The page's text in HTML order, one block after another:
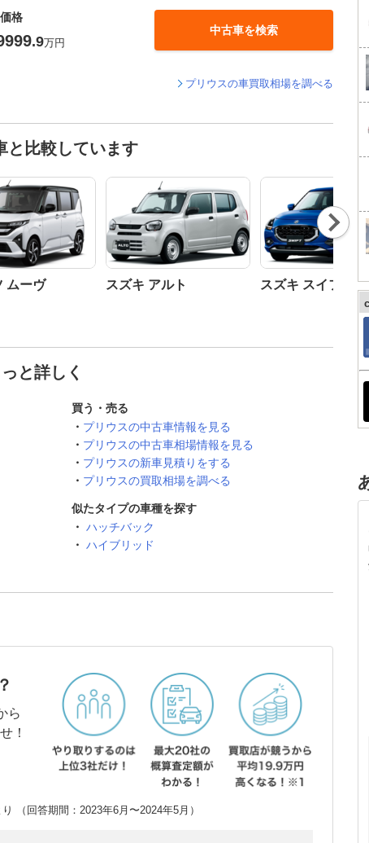
格
.9万円
中古車を検索
プリウスの車買取相場を調べる
と比較しています
ムーヴ スズキ アルト スズキ スイフト
Nex
t
と詳しく
買う・売る
プリウスの中古車情報を見る
プリウスの中古車相場情報を見る
プリウスの新車見積りをする
プリウスの買取相場を調べる
似たタイプの車種を探す
ハッチバック
ハイブリッド
ら
！
（回答期間：2023年6月〜2024年5月）